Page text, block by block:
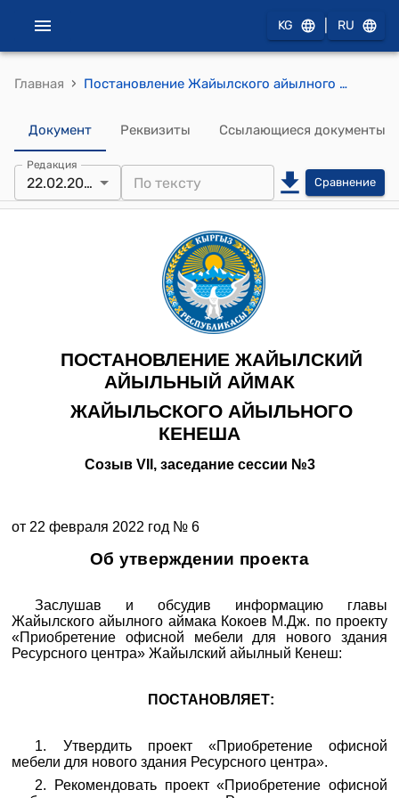
KG RU
Главная › Постановление Жайылского айылного кенеша от 22 февраля 2022 год № 6 "Об утверждении проекта".
Документ Реквизиты Ссылающиеся документы
Редакция
22.02.2022 Сравнение